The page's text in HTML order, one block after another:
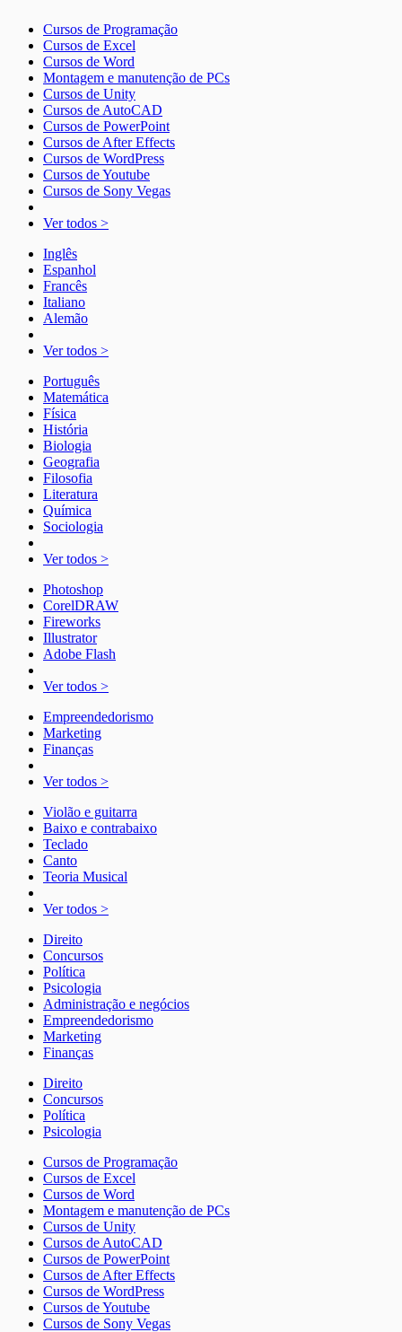
Cursos de Programação
Cursos de Excel
Cursos de Word
Montagem e manutenção de PCs
Cursos de Unity
Cursos de AutoCAD
Cursos de PowerPoint
Cursos de After Effects
Cursos de WordPress
Cursos de Youtube
Cursos de Sony Vegas
Ver todos >
Inglês
Espanhol
Francês
Italiano
Alemão
Ver todos >
Português
Matemática
Física
História
Biologia
Geografia
Filosofia
Literatura
Química
Sociologia
Ver todos >
Photoshop
CorelDRAW
Fireworks
Illustrator
Adobe Flash
Ver todos >
Empreendedorismo
Marketing
Finanças
Ver todos >
Violão e guitarra
Baixo e contrabaixo
Teclado
Canto
Teoria Musical
Ver todos >
Direito
Concursos
Política
Psicologia
Administração e negócios
Empreendedorismo
Marketing
Finanças
Direito
Concursos
Política
Psicologia
Cursos de Programação
Cursos de Excel
Cursos de Word
Montagem e manutenção de PCs
Cursos de Unity
Cursos de AutoCAD
Cursos de PowerPoint
Cursos de After Effects
Cursos de WordPress
Cursos de Youtube
Cursos de Sony Vegas